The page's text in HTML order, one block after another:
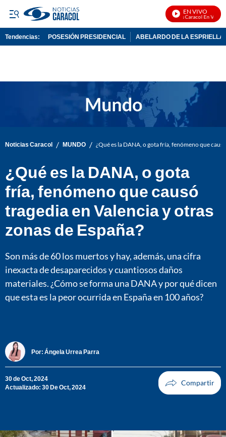
EN VIVO
Noticias Caracol En Vivo
Tendencias: POSESIÓN PRESIDENCIAL ABELARDO DE LA ESPRIELLA
Noticias Caracol / MUNDO / ¿Qué es la DANA, o gota fría, fenómeno que
¿Qué es la DANA, o gota
fría, fenómeno que causó
tragedia en Valencia y otras
zonas de España?
Son más de 60 los muertos y hay, además, una cifra
inexacta de desaparecidos y cuantiosos daños
materiales. ¿Cómo se forma una DANA y por qué dicen
que esta es la peor ocurrida en España en 100 años?
Por: Ángela Urrea Parra
30 de Oct, 2024
Actualizado: 30 De Oct, 2024